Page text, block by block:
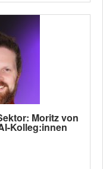
Moritz von
Kolleg:innen